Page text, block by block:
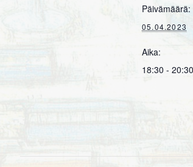
Päivämäärä:
05.04.2023
Aika:
18:30 - 20:30